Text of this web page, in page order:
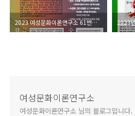
2023 여성문화이론연구소 61번째 여름강좌_특강: 시대난독
여성문화이론연구소
여성문화이론연구소 님의 블로그입니다.